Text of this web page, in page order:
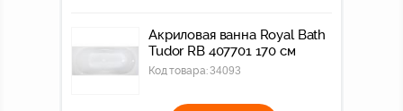
Акриловая ванна Royal Bath
Tudor RB 407701 170 см
Код товара:34093